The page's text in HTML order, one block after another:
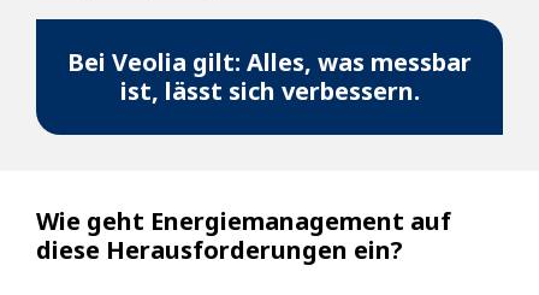
Bei Veolia gilt: Alles, was messbar
ist, lässt sich verbessern.
Wie geht Energiemanagement auf
diese Herausforderungen ein?